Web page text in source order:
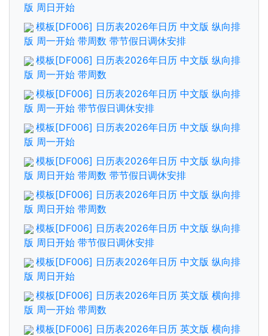
版 周日开始
模板[DF006] 日历表2026年日历 中文版 纵向排
版 周一开始 带周数 带节假日调休安排
模板[DF006] 日历表2026年日历 中文版 纵向排
版 周一开始 带周数
模板[DF006] 日历表2026年日历 中文版 纵向排
版 周一开始 带节假日调休安排
模板[DF006] 日历表2026年日历 中文版 纵向排
版 周一开始
模板[DF006] 日历表2026年日历 中文版 纵向排
版 周日开始 带周数 带节假日调休安排
模板[DF006] 日历表2026年日历 中文版 纵向排
版 周日开始 带周数
模板[DF006] 日历表2026年日历 中文版 纵向排
版 周日开始 带节假日调休安排
模板[DF006] 日历表2026年日历 中文版 纵向排
版 周日开始
模板[DF006] 日历表2026年日历 英文版 横向排
版 周一开始 带周数
模板[DF006] 日历表2026年日历 英文版 横向排